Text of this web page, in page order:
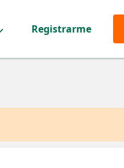
Registrarme